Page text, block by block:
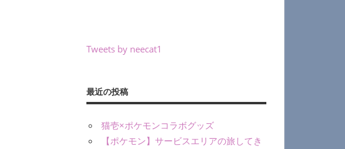
Tweets by neecat1
最近の投稿
猫壱×ポケモンコラボグッズ
【ポケモン】サービスエリアの旅してき